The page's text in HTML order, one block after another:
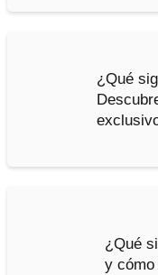
¿Qué
¿Qué
y